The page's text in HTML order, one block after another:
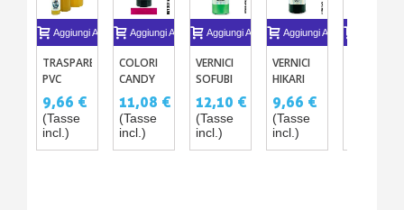
Aggiungi Al Carrello
TRASPARENTE
PVC
SOFUBI
TOY
BRILLANTE
DA 60ML
9,66 €
(Tasse
incl.)
Aggiungi Al Carrello
COLORI
CANDY
PER
GIOCHI
SOFUBI
11,08 €
(Tasse
incl.)
Aggiungi Al Carrello
VERNICI
SOFUBI
METALLIZZATE
– 23
TINTE
12,10 €
(Tasse
incl.)
Aggiungi Al Carrello
VERNICI
HIKARI
TOYS –
65
COLORI
9,66 €
(Tasse
incl.)